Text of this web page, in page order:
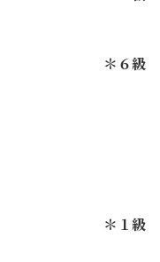
富
＊６級
永
＊１級